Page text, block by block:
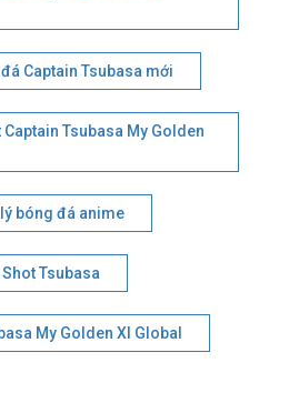
Captain Tsubasa mới
Captain Tsubasa My Golden
bóng đá anime
Tsubasa
My Golden XI Global